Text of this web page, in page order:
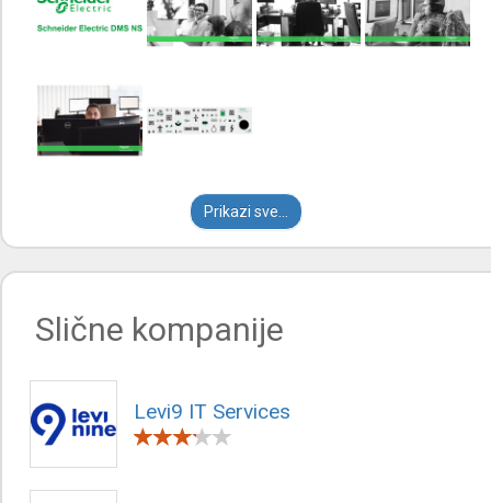
Prikazi sve...
Slične kompanije
Levi9 IT Services